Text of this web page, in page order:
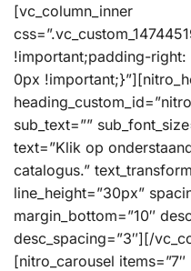
[vc_column_inner
!important;padding-
0px
sub_text=””
text=”Klik op
catalogus.”
line_height=”30px”
margin_bottom=”10″
desc_spacing=”3″][/
[nitro_carousel items=”7″